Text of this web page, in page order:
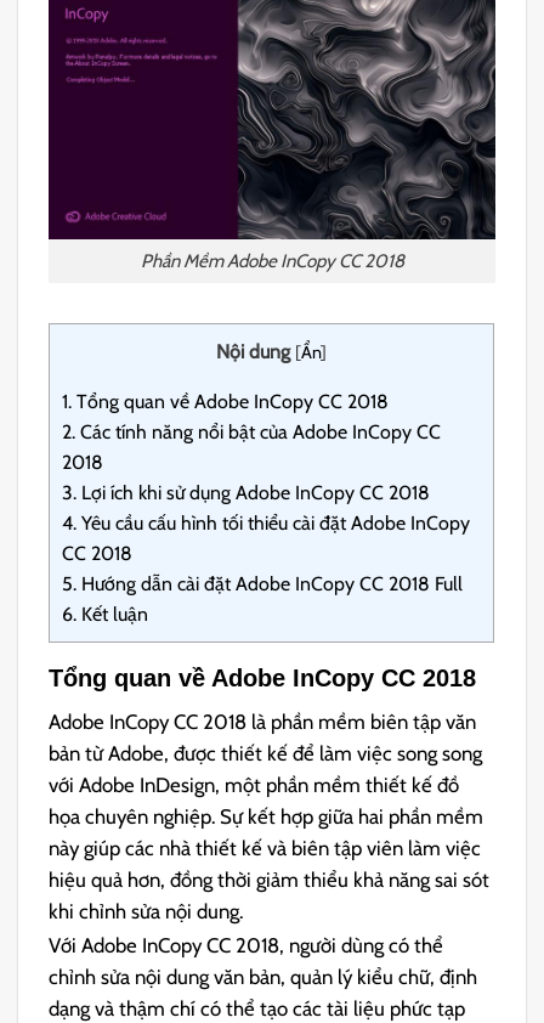
Phần Mềm Adobe InCopy CC 2018
Nội dung [Ẩn]
1. Tổng quan về Adobe InCopy CC 2018
2. Các tính năng nổi bật của Adobe InCopy CC
2018
3. Lợi ích khi sử dụng Adobe InCopy CC 2018
4. Yêu cầu cấu hình tối thiểu cài đặt Adobe InCopy
CC 2018
5. Hướng dẫn cài đặt Adobe InCopy CC 2018 Full
6. Kết luận
Tổng quan về Adobe InCopy CC 2018
Adobe InCopy CC 2018 là phần mềm biên tập văn
bản từ Adobe, được thiết kế để làm việc song song
với Adobe InDesign, một phần mềm thiết kế đồ
họa chuyên nghiệp. Sự kết hợp giữa hai phần mềm
này giúp các nhà thiết kế và biên tập viên làm việc
hiệu quả hơn, đồng thời giảm thiểu khả năng sai sót
khi chỉnh sửa nội dung.
Với Adobe InCopy CC 2018, người dùng có thể
chỉnh sửa nội dung văn bản, quản lý kiểu chữ, định
dạng và thậm chí có thể tạo các tài liệu phức tạp